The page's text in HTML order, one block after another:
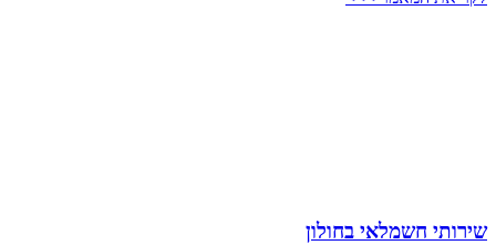
שירותי חשמלאי בחולון